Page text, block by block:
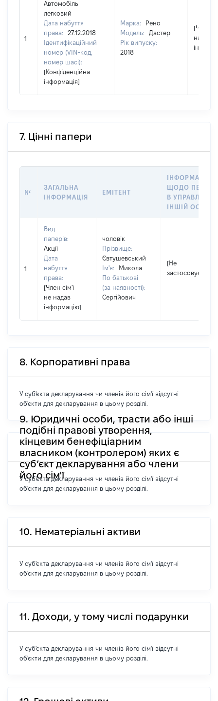
1
Автомобіль
легковий
Дата набуття
права:
27.12.2018
Ідентифікаційний
номер (VIN-код,
номер шасі):
[Конфіденційна
інформація]
Марка:
Рено
Модель:
Дастер
Рік випуску:
2018
[Член
надав
7. Цінні папери
№
ЗАГАЛЬНА
ІНФОРМАЦІЯ
ЕМІТЕНТ
ІНФОРМАЦІЯ
ЩОДО
В УПРАВЛІННЯ
ІНШІЙ ОСОБІ
1
Вид
паперів:
Акції
Дата
набуття
права:
[Член сім'ї
не надав
інформацію]
чоловік
Прізвище:
Євтушевський
Ім'я:
Микола
По батькові
(за наявності):
Сергійович
[Не
застосовується]
8. Корпоративні права
У суб'єкта декларування чи членів його сім'ї відсутні
об'єкти для декларування в цьому розділі.
9. Юридичні особи, трасти або інші
подібні правові утворення,
кінцевим бенефіціарним
власником (контролером) яких є
суб’єкт декларування або члени
його сім'ї
У суб'єкта декларування чи членів його сім'ї відсутні
об'єкти для декларування в цьому розділі.
10. Нематеріальні активи
У суб'єкта декларування чи членів його сім'ї відсутні
об'єкти для декларування в цьому розділі.
11. Доходи, у тому числі подарунки
У суб'єкта декларування чи членів його сім'ї відсутні
об'єкти для декларування в цьому розділі.